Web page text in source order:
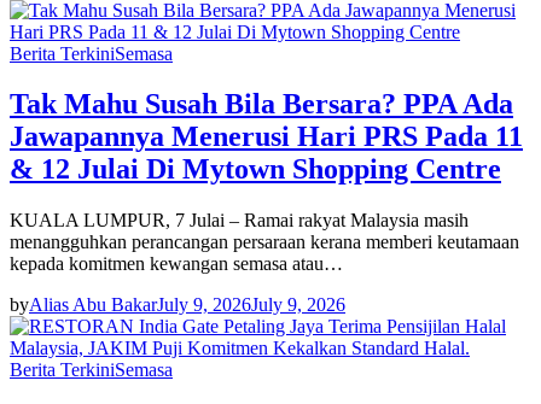
Berita TerkiniSemasa
Tak Mahu Susah Bila Bersara? PPA Ada
Jawapannya Menerusi Hari PRS Pada 11
& 12 Julai Di Mytown Shopping Centre
KUALA LUMPUR, 7 Julai – Ramai rakyat Malaysia masih
menangguhkan perancangan persaraan kerana memberi keutamaan
kepada komitmen kewangan semasa atau…
byAlias Abu BakarJuly 9, 2026July 9, 2026
Berita TerkiniSemasa